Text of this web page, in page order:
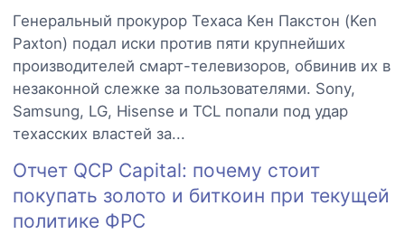
Генеральный прокурор Техаса Кен Пакстон (Ken
Paxton) подал иски против пяти крупнейших
производителей смарт-телевизоров, обвинив их в
незаконной слежке за пользователями. Sony,
Samsung, LG, Hisense и TCL попали под удар
техасских властей за...
Отчет QCP Capital: почему стоит
покупать золото и биткоин при текущей
политике ФРС